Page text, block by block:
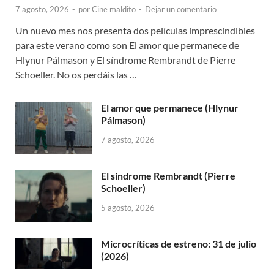
7 agosto, 2026 - porCine maldito - Dejar un comentario
Un nuevo mes nos presenta dos películas imprescindibles
para este verano como son El amor que permanece de
Hlynur Pálmason y El síndrome Rembrandt de Pierre
Schoeller. No os perdáis las …
El amor que permanece (Hlynur
Pálmason)
7 agosto, 2026
El síndrome Rembrandt (Pierre
Schoeller)
5 agosto, 2026
Microcríticas de estreno: 31 de julio
(2026)